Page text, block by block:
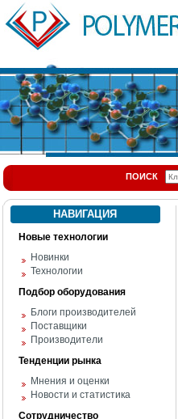
ПОИСК
НАВИГАЦИЯ
Новые технологии
Новинки
Технологии
Подбор оборудования
Блоги производителей
Поставщики
Производители
Тенденции рынка
Мнения и оценки
Новости и статистика
Сотрудничество